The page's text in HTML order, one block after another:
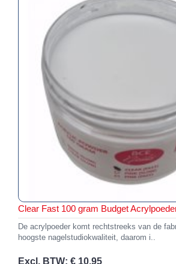
Clear Fast 100 gram Budget
De acrylpoeder komt rechtstreeks van de
hoogste nagelstudiokwaliteit, daarom i..
Excl. BTW: € 10,95